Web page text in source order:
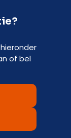
of bel